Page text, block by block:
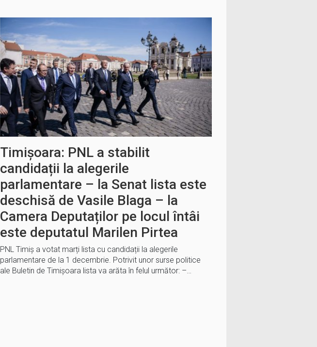
Timișoara: PNL a stabilit
candidații la alegerile
parlamentare – la Senat lista este
deschisă de Vasile Blaga – la
Camera Deputaților pe locul întâi
este deputatul Marilen Pirtea
PNL Timiș a votat marți lista cu candidații la alegerile
parlamentare de la 1 decembrie. Potrivit unor surse politice
ale Buletin de Timișoara lista va arăta în felul următor: –…